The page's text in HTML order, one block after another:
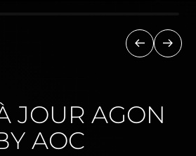
Précédent
JOUR AGON
AOC